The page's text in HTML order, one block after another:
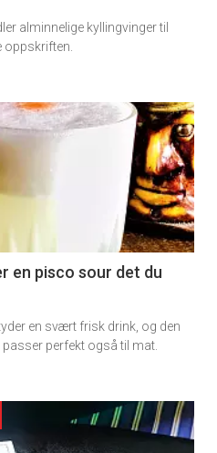
alminnelige kyllingvinger til
en pisco sour det du
en svært frisk drink, og den
perfekt også til mat.